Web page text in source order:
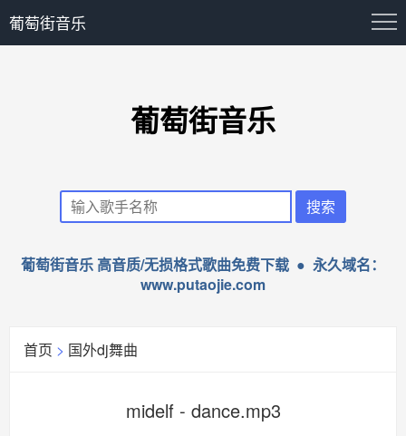
葡萄街音乐
葡萄街音乐
葡萄街音乐 高音质/无损格式歌曲免费下载 ● 永久域名：
www.putaojie.com
首页 > 国外dj舞曲
midelf - dance.mp3